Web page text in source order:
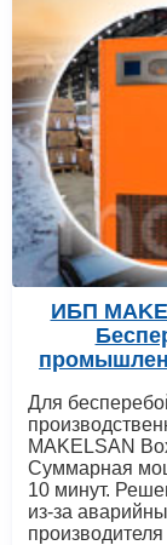
ИБП
Для
MAKELSAN
Суммарная
10 минут.
из‑за